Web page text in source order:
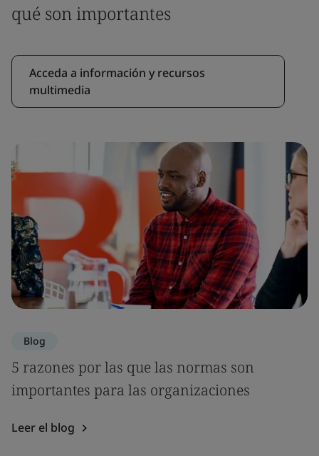
qué son importantes
Acceda a información y recursos
multimedia
Blog
5 razones por las que las normas son
importantes para las organizaciones
Leer el blog